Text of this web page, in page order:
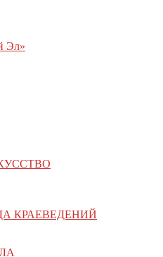
КРАЕВЕДЕНИЙ